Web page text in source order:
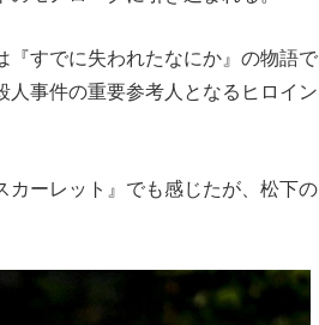
『すでに失われたなにか』の物語で
人事件の重要参考人となるヒロイン
カーレット』でも感じたが、松下の